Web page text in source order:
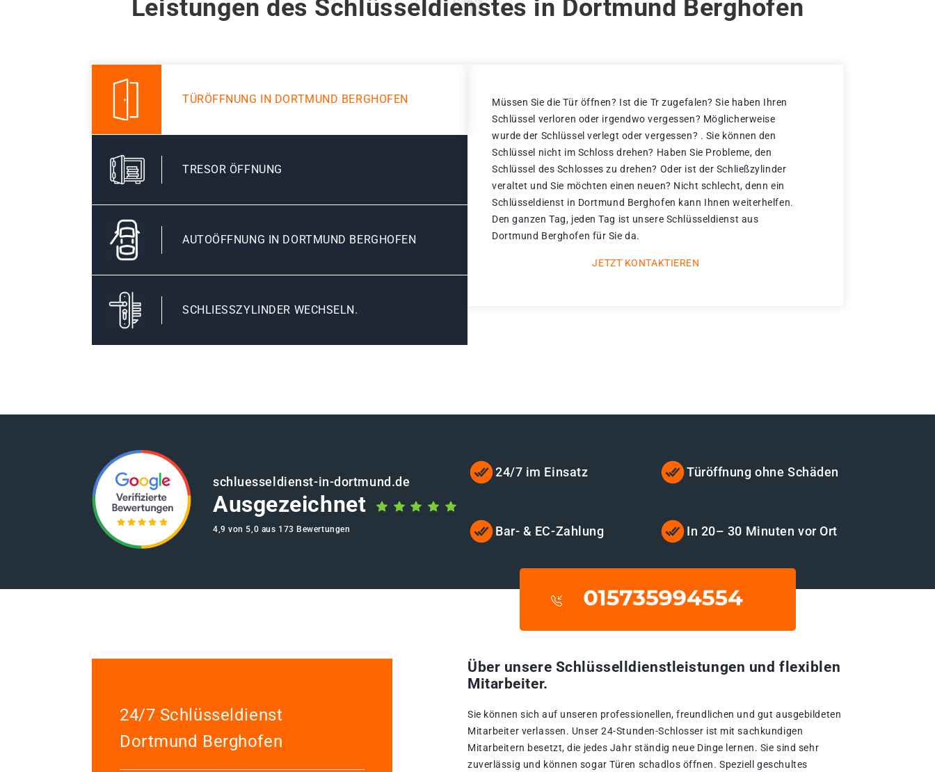
Leistungen des Schlüsseldienstes in Dortmund Berghofen
TÜRÖFFNUNG IN DORTMUND BERGHOFEN
TRESOR ÖFFNUNG
AUTOÖFFNUNG IN DORTMUND BERGHOFEN
SCHLIESSZYLINDER WECHSELN.
Müssen Sie die Tür öffnen? Ist die Tr zugefalen? Sie haben Ihren
Schlüssel verloren oder irgendwo vergessen? Möglicherweise
wurde der Schlüssel verlegt oder vergessen? . Sie können den
Schlüssel nicht im Schloss drehen? Haben Sie Probleme, den
Schlüssel des Schlosses zu drehen? Oder ist der Schließzylinder
veraltet und Sie möchten einen neuen? Nicht schlecht, denn ein
Schlüsseldienst in Dortmund Berghofen kann Ihnen weiterhelfen.
Den ganzen Tag, jeden Tag ist unsere Schlüsseldienst aus
Dortmund Berghofen für Sie da.
JETZT KONTAKTIEREN
schluesseldienst-in-dortmund.de
Ausgezeichnet
4,9 von 5,0 aus 173 Bewertungen
24/7 im Einsatz Türöffnung ohne Schäden
Bar- & EC-Zahlung In 20– 30 Minuten vor Ort
24/7 Schlüsseldienst
Dortmund Berghofen
Über unsere Schlüsselldienstleistungen und flexiblen
Mitarbeiter.
Sie können sich auf unseren professionellen, freundlichen und gut ausgebildeten
Mitarbeiter verlassen. Unser 24-Stunden-Schlosser ist mit sachkundigen
Mitarbeitern besetzt, die jedes Jahr ständig neue Dinge lernen. Sie sind sehr
zuverlässig und können sogar Türen schadlos öffnen. Speziell geschultes